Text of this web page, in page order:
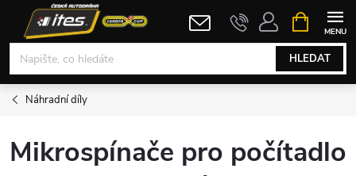
obsah
HLEDAT
NÁKUPNÍ
KOŠÍK
Náhradní díly
Mikrospínače pro počítadlo